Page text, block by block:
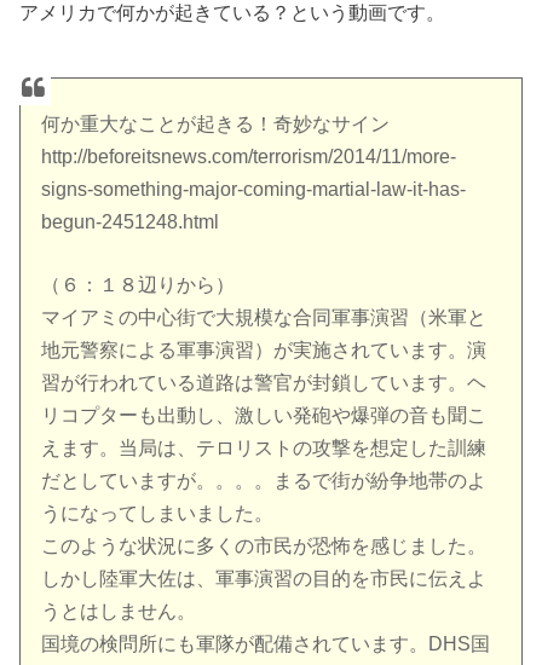
アメリカで何かが起きている？という動画です。
何か重大なことが起きる！奇妙なサイン
http://beforeitsnews.com/terrorism/2014/11/more-
signs-something-major-coming-martial-law-it-has-
begun-2451248.html
（６：１８辺りから）
マイアミの中心街で大規模な合同軍事演習（米軍と
地元警察による軍事演習）が実施されています。演
習が行われている道路は警官が封鎖しています。ヘ
リコプターも出動し、激しい発砲や爆弾の音も聞こ
えます。当局は、テロリストの攻撃を想定した訓練
だとしていますが。。。。まるで街が紛争地帯のよ
うになってしまいました。
このような状況に多くの市民が恐怖を感じました。
しかし陸軍大佐は、軍事演習の目的を市民に伝えよ
うとはしません。
国境の検問所にも軍隊が配備されています。DHS国